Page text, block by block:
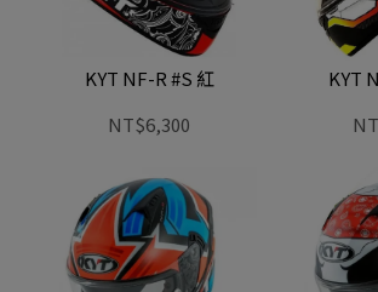
KYT NF-R #S 紅
NT$6,300
KYT